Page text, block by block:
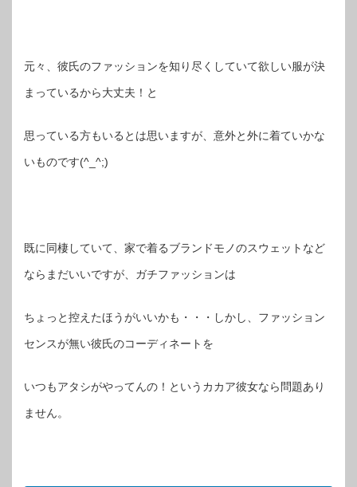
元々、彼氏のファッションを知り尽くしていて欲しい服が決
まっているから大丈夫！と
思っている方もいるとは思いますが、意外と外に着ていかな
いものです(^_^;)
既に同棲していて、家で着るブランドモノのスウェットなど
ならまだいいですが、ガチファッションは
ちょっと控えたほうがいいかも・・・しかし、ファッション
センスが無い彼氏のコーディネートを
いつもアタシがやってんの！というカカア彼女なら問題あり
ません。